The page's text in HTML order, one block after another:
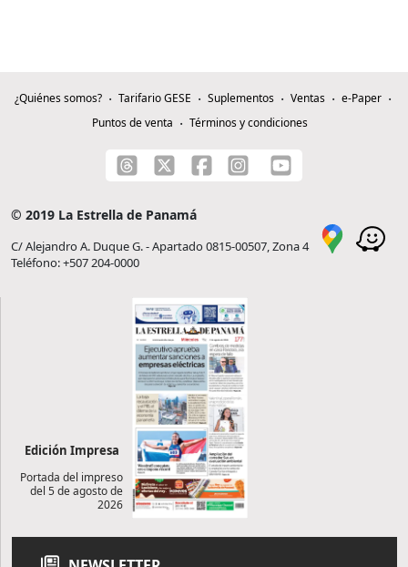
¿Quiénes somos? Tarifario GESE Suplementos Ventas
e-Paper
Puntos de venta
Términos y condiciones
© 2019 La Estrella de Panamá
C/ Alejandro A. Duque G. - Apartado 0815-00507, Zona 4
Teléfono: +507 204-0000
Edición Impresa
Portada del impreso
del 5 de agosto de
2026